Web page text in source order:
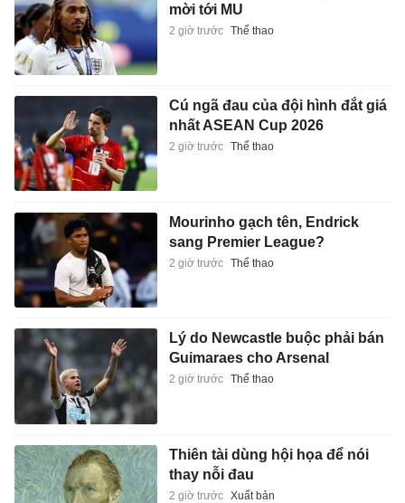
mời tới MU
2 giờ trước Thể thao
Cú ngã đau của đội hình đắt giá
nhất ASEAN Cup 2026
2 giờ trước Thể thao
Mourinho gạch tên, Endrick
sang Premier League?
2 giờ trước Thể thao
Lý do Newcastle buộc phải bán
Guimaraes cho Arsenal
2 giờ trước Thể thao
Thiên tài dùng hội họa để nói
thay nỗi đau
2 giờ trước Xuất bản